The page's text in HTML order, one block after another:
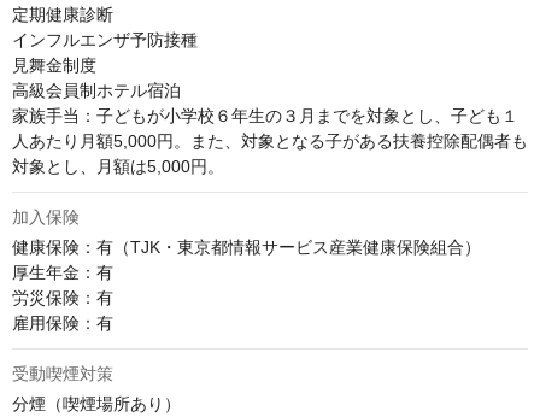
定期健康診断
インフルエンザ予防接種
見舞金制度
高級会員制ホテル宿泊
家族手当：子どもが小学校６年生の３月までを対象とし、子ども１
人あたり月額5,000円。また、対象となる子がある扶養控除配偶者も
対象とし、月額は5,000円。
加入保険
健康保険：有（TJK・東京都情報サービス産業健康保険組合）
厚生年金：有
労災保険：有
雇用保険：有
受動喫煙対策
分煙（喫煙場所あり）